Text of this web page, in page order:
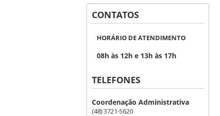
CONTATOS
HORÁRIO DE ATENDIMENTO
08h às 12h e 13h às 17h
TELEFONES
Coordenação Administrativa
(48) 3721-5620